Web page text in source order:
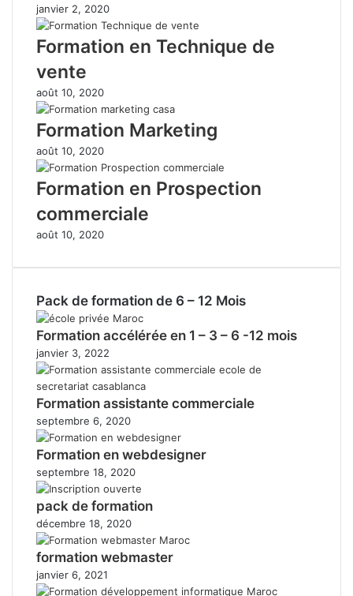
janvier 2, 2020
Formation en Technique de
vente
août 10, 2020
Formation Marketing
août 10, 2020
Formation en Prospection
commerciale
août 10, 2020
Pack de formation de 6 – 12 Mois
Formation accélérée en 1 – 3 – 6 -12 mois
janvier 3, 2022
Formation assistante commerciale
septembre 6, 2020
Formation en webdesigner
septembre 18, 2020
pack de formation
décembre 18, 2020
formation webmaster
janvier 6, 2021